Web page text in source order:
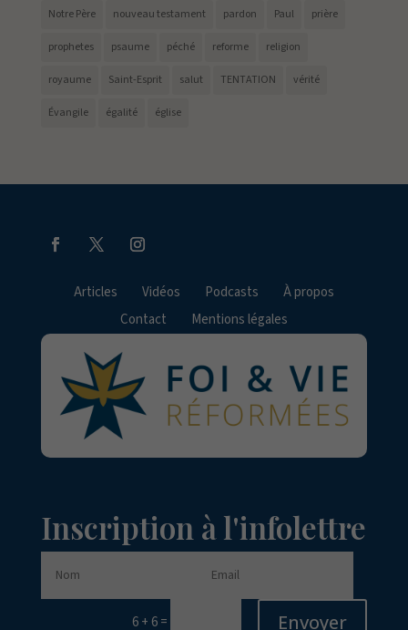
Notre Père nouveau testament pardon Paul prière
prophetes psaume péché reforme religion
royaume Saint-Esprit salut TENTATION vérité
Évangile égalité église
Articles Vidéos Podcasts
À propos
Contact
Mentions légales
Inscription à l'infolettre
6 + 6= Envoyer